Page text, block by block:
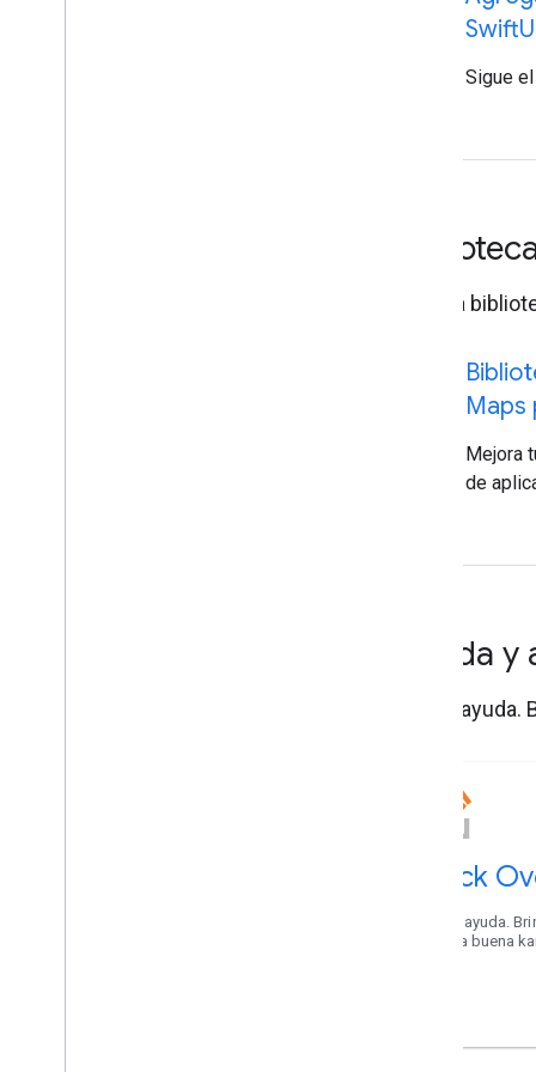
Swift
Sigue
Integra
Maps
Mejora
de
Ayuda
Obtén
Stack
Obtén ayuda.
Genera buena